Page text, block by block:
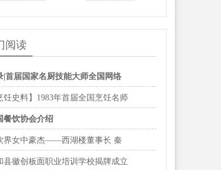
阅读
|首届国家名厨技能大师全国网络
饪史料】1983年首届全国烹饪名师
餐饮协会介绍
界女中豪杰——西湖楼董事长 秦
县徽创板面职业培训学校揭牌成立